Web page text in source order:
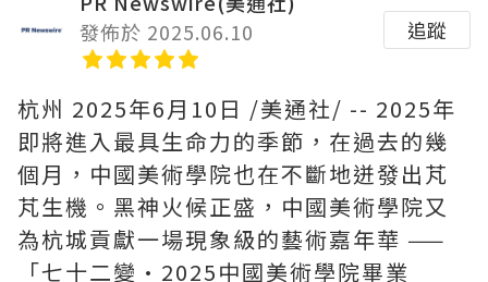
發佈於 2025.06.10
追蹤
杭州 2025年6月10日 /美通社/ -- 2025年
即將進入最具生命力的季節，在過去的幾
個月，中國美術學院也在不斷地迸發出芃
芃生機。 黑神火候正盛 ，中國美術學院又
為杭城貢獻一場現象級的藝術嘉年華 ——
「七十二變•2025中國美術學院畢業